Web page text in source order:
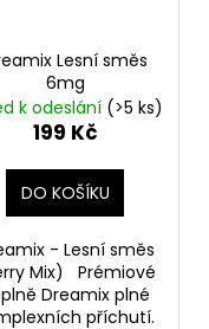
Lesní směs
6mg
k odeslání (>5 ks)
199 Kč
DO KOŠÍKU
- Lesní směs
Mix) Prémiové
Dreamix plné
příchutí.